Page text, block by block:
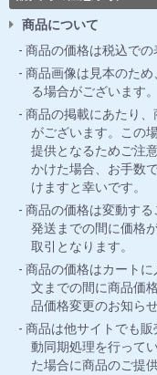
商品について
商品の価格は税込での
商品画像は見本のた
る場合がございます。
商品の掲載にあたり
がございます。この
提供となるためご注
かけた場合、お手数
けますと幸いです。
商品の価格は変動す
発送までの間に価格
取引となります。
商品の価格はカート
文までの間に商品価
品価格変更のお知ら
商品は他サイトでも
動同期処理を行って
た場合に商品のご提